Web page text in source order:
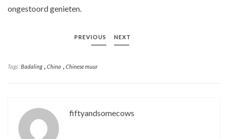
ongestoord genieten.
PREVIOUS NEXT
Tags :Badaling, China , Chinese muur
fiftyandsomecows